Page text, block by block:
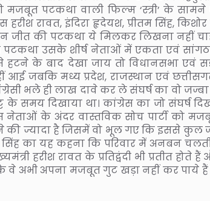
पटकथा वाली फिल्म ‘स्त्री’ के सामने
रावत, इंदिरा हृदेयश, प्रीतम सिंह,
जीत की पटकथा ये मिलकर लिखना नहीं
उसके शीर्ष नेताओं में एकता एवं
हटने के बाद देखा जाय तो विधानसभा एवं
आई जबकि मध्य प्रदेश, राजस्थान एवं
भले ही लाख दावे कर ले संघर्ष का वो
समय दिखाया था। कांग्रेस का जो संघर्ष
नेताओं के अंदर वास्तविक सोच पार्टी को
की ज्यादा है जिसमें वो भूल गए कि इससे
सिंह का यह कहना कि परिवार में अनबन
हरीश रावत के प्रतिद्वंदी भी प्रतीत
वे अभी अपना मजबूत गुट खड़ा नहीं कर पाये